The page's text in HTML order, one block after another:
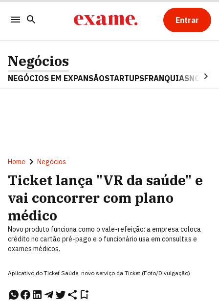
Entrar
Negócios
NEGÓCIOS EM EXPANSÃOSTARTUPSFRANQUIAS
Home Negócios
Ticket lança "VR da saúde" e
vai concorrer com plano
médico
Novo produto funciona como o vale-refeição: a empresa coloca
crédito no cartão pré-pago e o funcionário usa em consultas e
exames médicos.
Aplicativo do Ticket Saúde, novo serviço da Ticket (Foto/Divulgação)